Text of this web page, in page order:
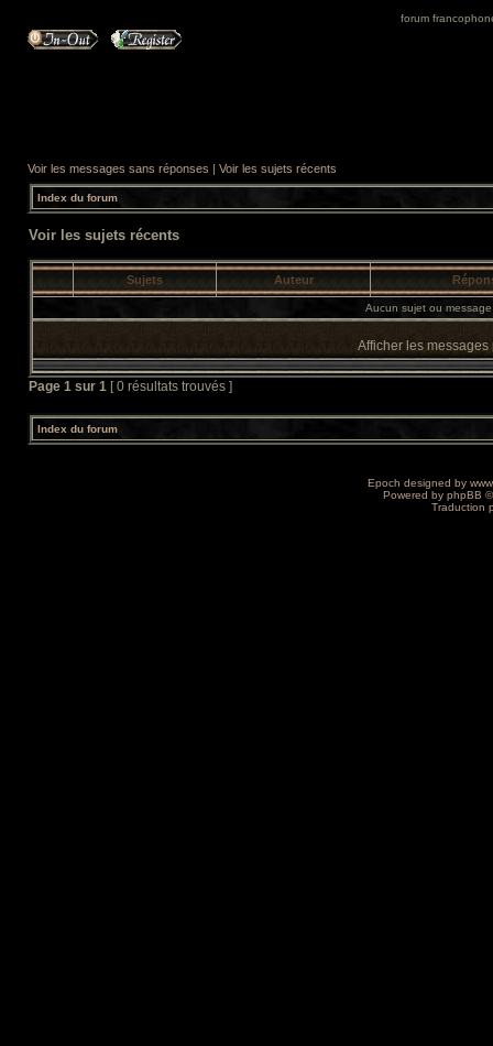
forum
Voir les messages sans réponses | Voir les sujets récents
Index du forum
Voir les sujets récents
Sujets Auteur
Aucun sujet ou
Afficher les messages
Page 1 sur 1 [ 0 résultats trouvés ]
Index du forum
Epoch designed by
Powered by phpBB
Traduction